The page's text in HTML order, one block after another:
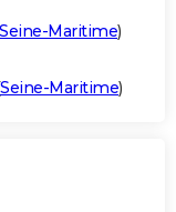
Seine-Maritime)
Seine-Maritime)